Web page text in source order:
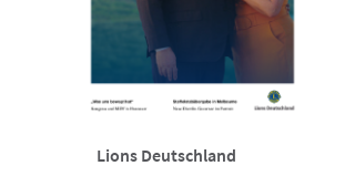
Lions Deutschland